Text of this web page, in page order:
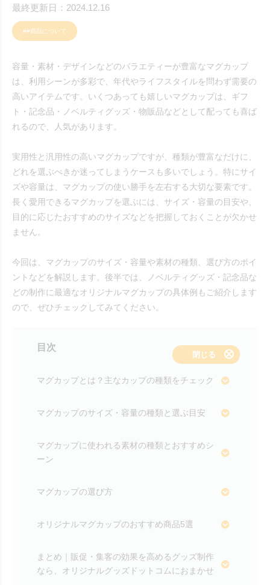
最終更新日：2024.12.16
##商品について
容量・素材・デザインなどのバラエティーが豊富なマグカップ
は、利用シーンが多彩で、年代やライフスタイルを問わず需要の
高いアイテムです。いくつあっても嬉しいマグカップは、ギフ
ト・記念品・ノベルティグッズ・物販品などとして配っても喜ば
れるので、人気があります。
実用性と汎用性の高いマグカップですが、種類が豊富なだけに、
どれを選ぶべきか迷ってしまうケースも多いでしょう。特にサイ
ズや容量は、マグカップの使い勝手を左右する大切な要素です。
長く愛用できるマグカップを選ぶには、サイズ・容量の目安や、
目的に応じたおすすめのサイズなどを把握しておくことが欠かせ
ません。
今回は、マグカップのサイズ・容量や素材の種類、選び方のポイ
ントなどを解説します。後半では、ノベルティグッズ・記念品な
どの制作に最適なオリジナルマグカップの具体例もご紹介します
ので、ぜひチェックしてみてください。
目次
表示する
閉じる
マグカップとは？主なカップの種類をチェック
マグカップのサイズ・容量の種類と選ぶ目安
マグカップに使われる素材の種類とおすすめシ
ーン
マグカップの選び方
オリジナルマグカップのおすすめ商品5選
まとめ｜販促・集客の効果を高めるグッズ制作
なら、オリジナルグッズドットコムにおまかせ